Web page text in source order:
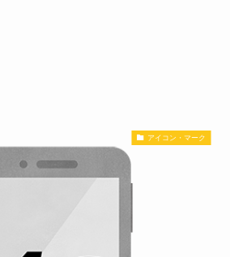
アイコン・マーク